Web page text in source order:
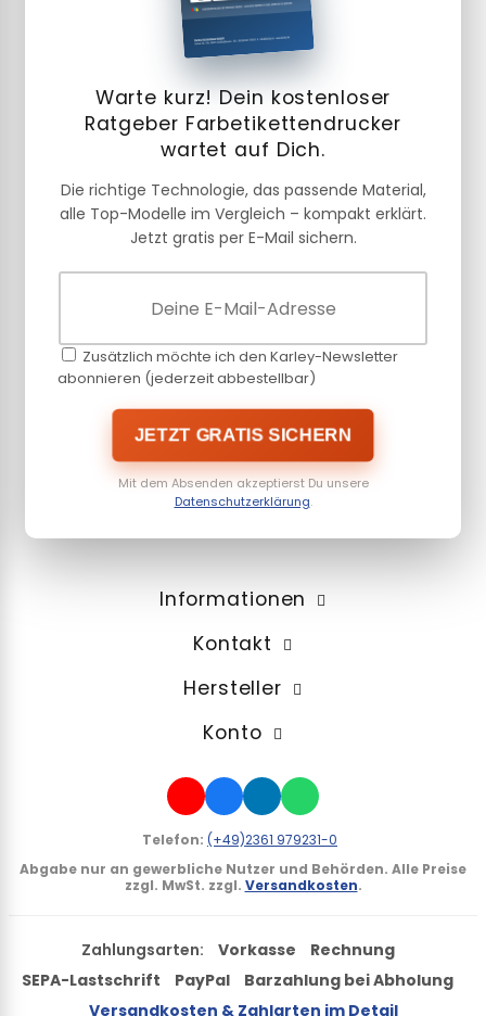
Warte kurz! Dein kostenloser
Ratgeber Farbetikettendrucker
wartet auf Dich.
Die richtige Technologie, das passende Material,
alle Top-Modelle im Vergleich – kompakt erklärt.
Jetzt gratis per E-Mail sichern.
Zusätzlich möchte ich den Karley-Newsletter
abonnieren (jederzeit abbestellbar)
JETZT GRATIS SICHERN
Mit dem Absenden akzeptierst Du unsere
Datenschutzerklärung.
Informationen
Kontakt
Hersteller
Konto
Telefon: (+49)2361 979231-0
Abgabe nur an gewerbliche Nutzer und Behörden. Alle Preise
zzgl. MwSt. zzgl. Versandkosten.
Zahlungsarten: Vorkasse
Rechnung
SEPA-Lastschrift
PayPal
Barzahlung bei Abholung
Versandkosten & Zahlarten im Detail